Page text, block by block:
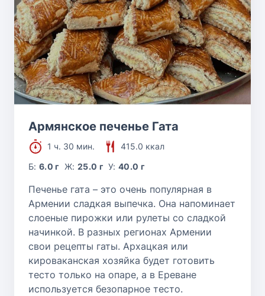
Армянское печенье Гата
1 ч. 30 мин.
415.0 ккал
Б:6.0 г Ж: 25.0 г У:40.0 г
Печенье гата – это очень популярная в
Армении сладкая выпечка. Она напоминает
слоеные пирожки или рулеты со сладкой
начинкой. В разных регионах Армении
свои рецепты гаты. Архацкая или
кироваканская хозяйка будет готовить
тесто только на опаре, а в Ереване
используется безопарное тесто.